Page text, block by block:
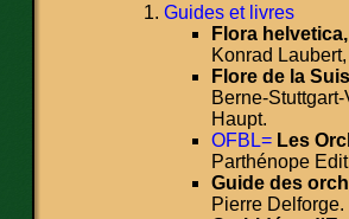
Guides et livres
Flora
Konrad
Flore de la
Berne-
Haupt.
OFBL= Les
Parthénope
Guide des
Pierre